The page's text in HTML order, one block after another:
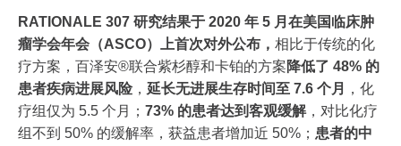
RATIONALE 307 研究结果于 2020 年 5 月在美国临床肿
瘤学会年会（ASCO）上首次对外公布 ， 相比于传统的化
疗方案，百泽安®联合紫杉醇和卡铂的方案降低了 48% 的
患者疾病进展风险， 延长无进展生存时间至 7.6 个月
，化
疗组仅为 5.5 个月； 73% 的患者达到客观缓解，对比化疗
组不到 50% 的缓解率，获益患者增加近 50%； 患者的中